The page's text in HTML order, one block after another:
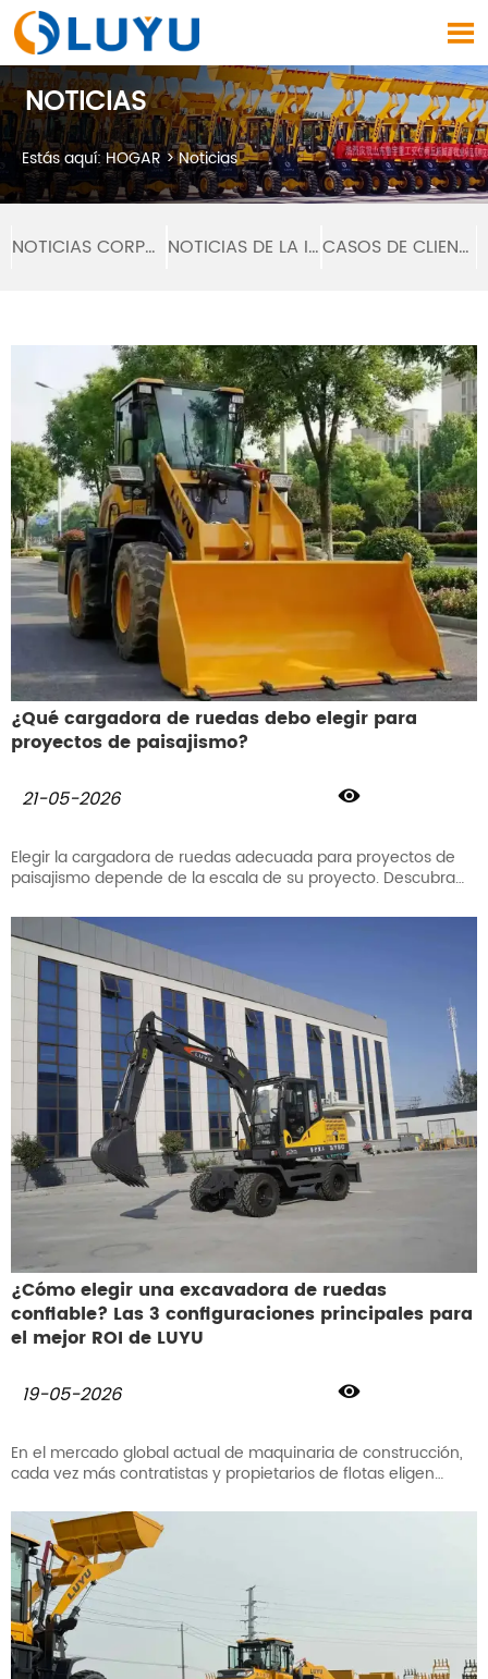

NOTICIAS
Estás aquí:HOGAR >Noticias
NOTICIAS CORPORATIVAS NOTICIAS DE LA INDUSTRIA CASOS DE CLIENTES
¿Qué cargadora de ruedas debo elegir para
proyectos de paisajismo?
21-05-2026

Elegir la cargadora de ruedas adecuada para proyectos de
paisajismo depende de la escala de su proyecto. Descubra
diario de combustible y eliminan los cuellos de botella en
obras de patios traseros.
¿Cómo elegir una excavadora de ruedas
confiable? Las 3 configuraciones principales para
el mejor ROI de LUYU
19-05-2026

En el mercado global actual de maquinaria de construcción,
cada vez más contratistas y propietarios de flotas eligen
de caucho integrados, estas máquinas eliminan la necesidad
de un costoso transporte en remolque de plataforma y
pueden desplazarse a velocidades de 30–40 km/h. Estas
ventajas de movilidad altamente flexible han convertido a la
excavadora de neumáticos de caucho en un elemento
absolutamente esencial en la construcción municipal, las
reparaciones de tuberías de servicios públicos, la ampliación
de carreteras y el desarrollo agrícola.